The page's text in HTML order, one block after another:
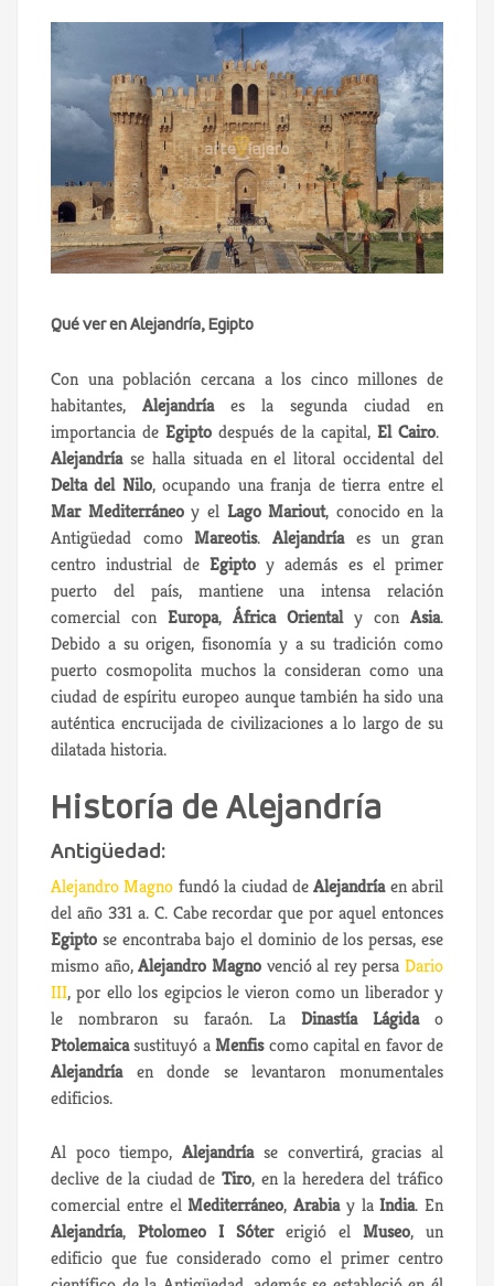
Qué ver en Alejandría, Egipto
Con una población cercana a los cinco millones de
habitantes, Alejandríaes la segunda ciudad en
importancia de Egiptodespués de la capital,El Cairo.
Alejandríase halla situada en el litoral occidental del
Delta del Nilo, ocupando una franja de tierra entre el
Mar Mediterráneoy el LagoMariout, conocido en la
Antigüedad comoMareotis.Alejandríaes un gran
centro industrial de Egiptoy además es el primer
puerto del país, mantiene una intensa relación
comercial con Europa, África Orientaly con Asia.
Debido a su origen, fisonomía y a su tradición como
puerto cosmopolita muchos la consideran como una
ciudad de espíritu europeo aunque también ha sido una
auténtica encrucijada de civilizaciones a lo largo de su
dilatada historia.
Historía de Alejandría
Antigüedad:
Alejandro Magno fundó la ciudad deAlejandríaen abril
del año 331 a. C. Cabe recordar que por aquel entonces
Egipto se encontraba bajo el dominio de los persas, ese
mismo año,Alejandro Magnovenció al rey persa Dario
III, por ello los egipcios le vieron como un liberador y
le nombraron su faraón. La Dinastía Lágidao
Ptolemaicasustituyó aMenfiscomo capital en favor de
Alejandríaen donde se levantaron monumentales
edificios.
Al poco tiempo, Alejandríase convertirá, gracias al
declive de la ciudad de Tiro, en la heredera del tráfico
comercial entre elMediterráneo, Arabiay laIndia. En
Alejandría, Ptolomeo I Sótererigió el Museo, un
edificio que fue considerado como el primer centro